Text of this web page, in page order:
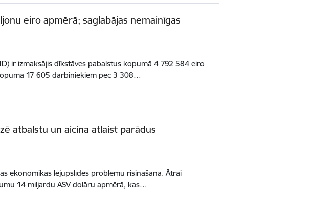
eiro apmērā; saglabājas nemainīgas
ir izmaksājis dīkstāves pabalstus kopumā 4 792 584 eiro
17 605 darbiniekiem pēc 3 308…
atbalstu un aicina atlaist parādus
ekonomikas lejupslīdes problēmu risināšanā. Ātrai
14 miljardu ASV dolāru apmērā, kas…